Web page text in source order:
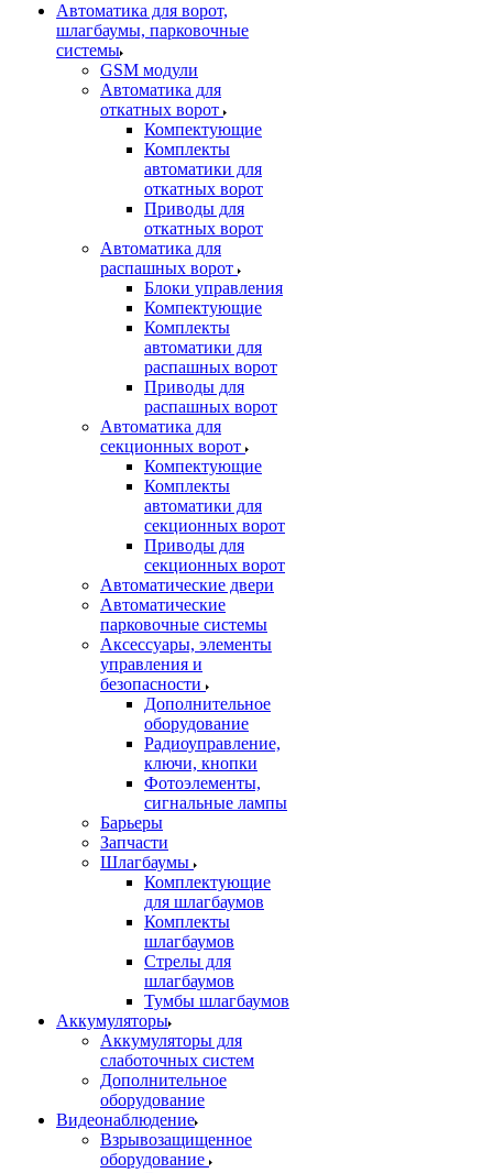
Автоматика для ворот,
шлагбаумы, парковочные
системы
GSM модули
Автоматика для
откатных ворот
Компектующие
Комплекты
автоматики для
откатных ворот
Приводы для
откатных ворот
Автоматика для
распашных ворот
Блоки управления
Компектующие
Комплекты
автоматики для
распашных ворот
Приводы для
распашных ворот
Автоматика для
секционных ворот
Компектующие
Комплекты
автоматики для
секционных ворот
Приводы для
секционных ворот
Автоматические двери
Автоматические
парковочные системы
Аксессуары, элементы
управления и
безопасности
Дополнительное
оборудование
Радиоуправление,
ключи, кнопки
Фотоэлементы,
сигнальные лампы
Барьеры
Запчасти
Шлагбаумы
Комплектующие
для шлагбаумов
Комплекты
шлагбаумов
Стрелы для
шлагбаумов
Тумбы шлагбаумов
Аккумуляторы
Аккумуляторы для
слаботочных систем
Дополнительное
оборудование
Видеонаблюдение
Взрывозащищенное
оборудование